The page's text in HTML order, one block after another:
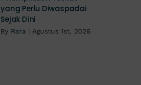
yang Perlu Diwaspadai
Sejak Dini
By Rara | Agustus 1st, 2026